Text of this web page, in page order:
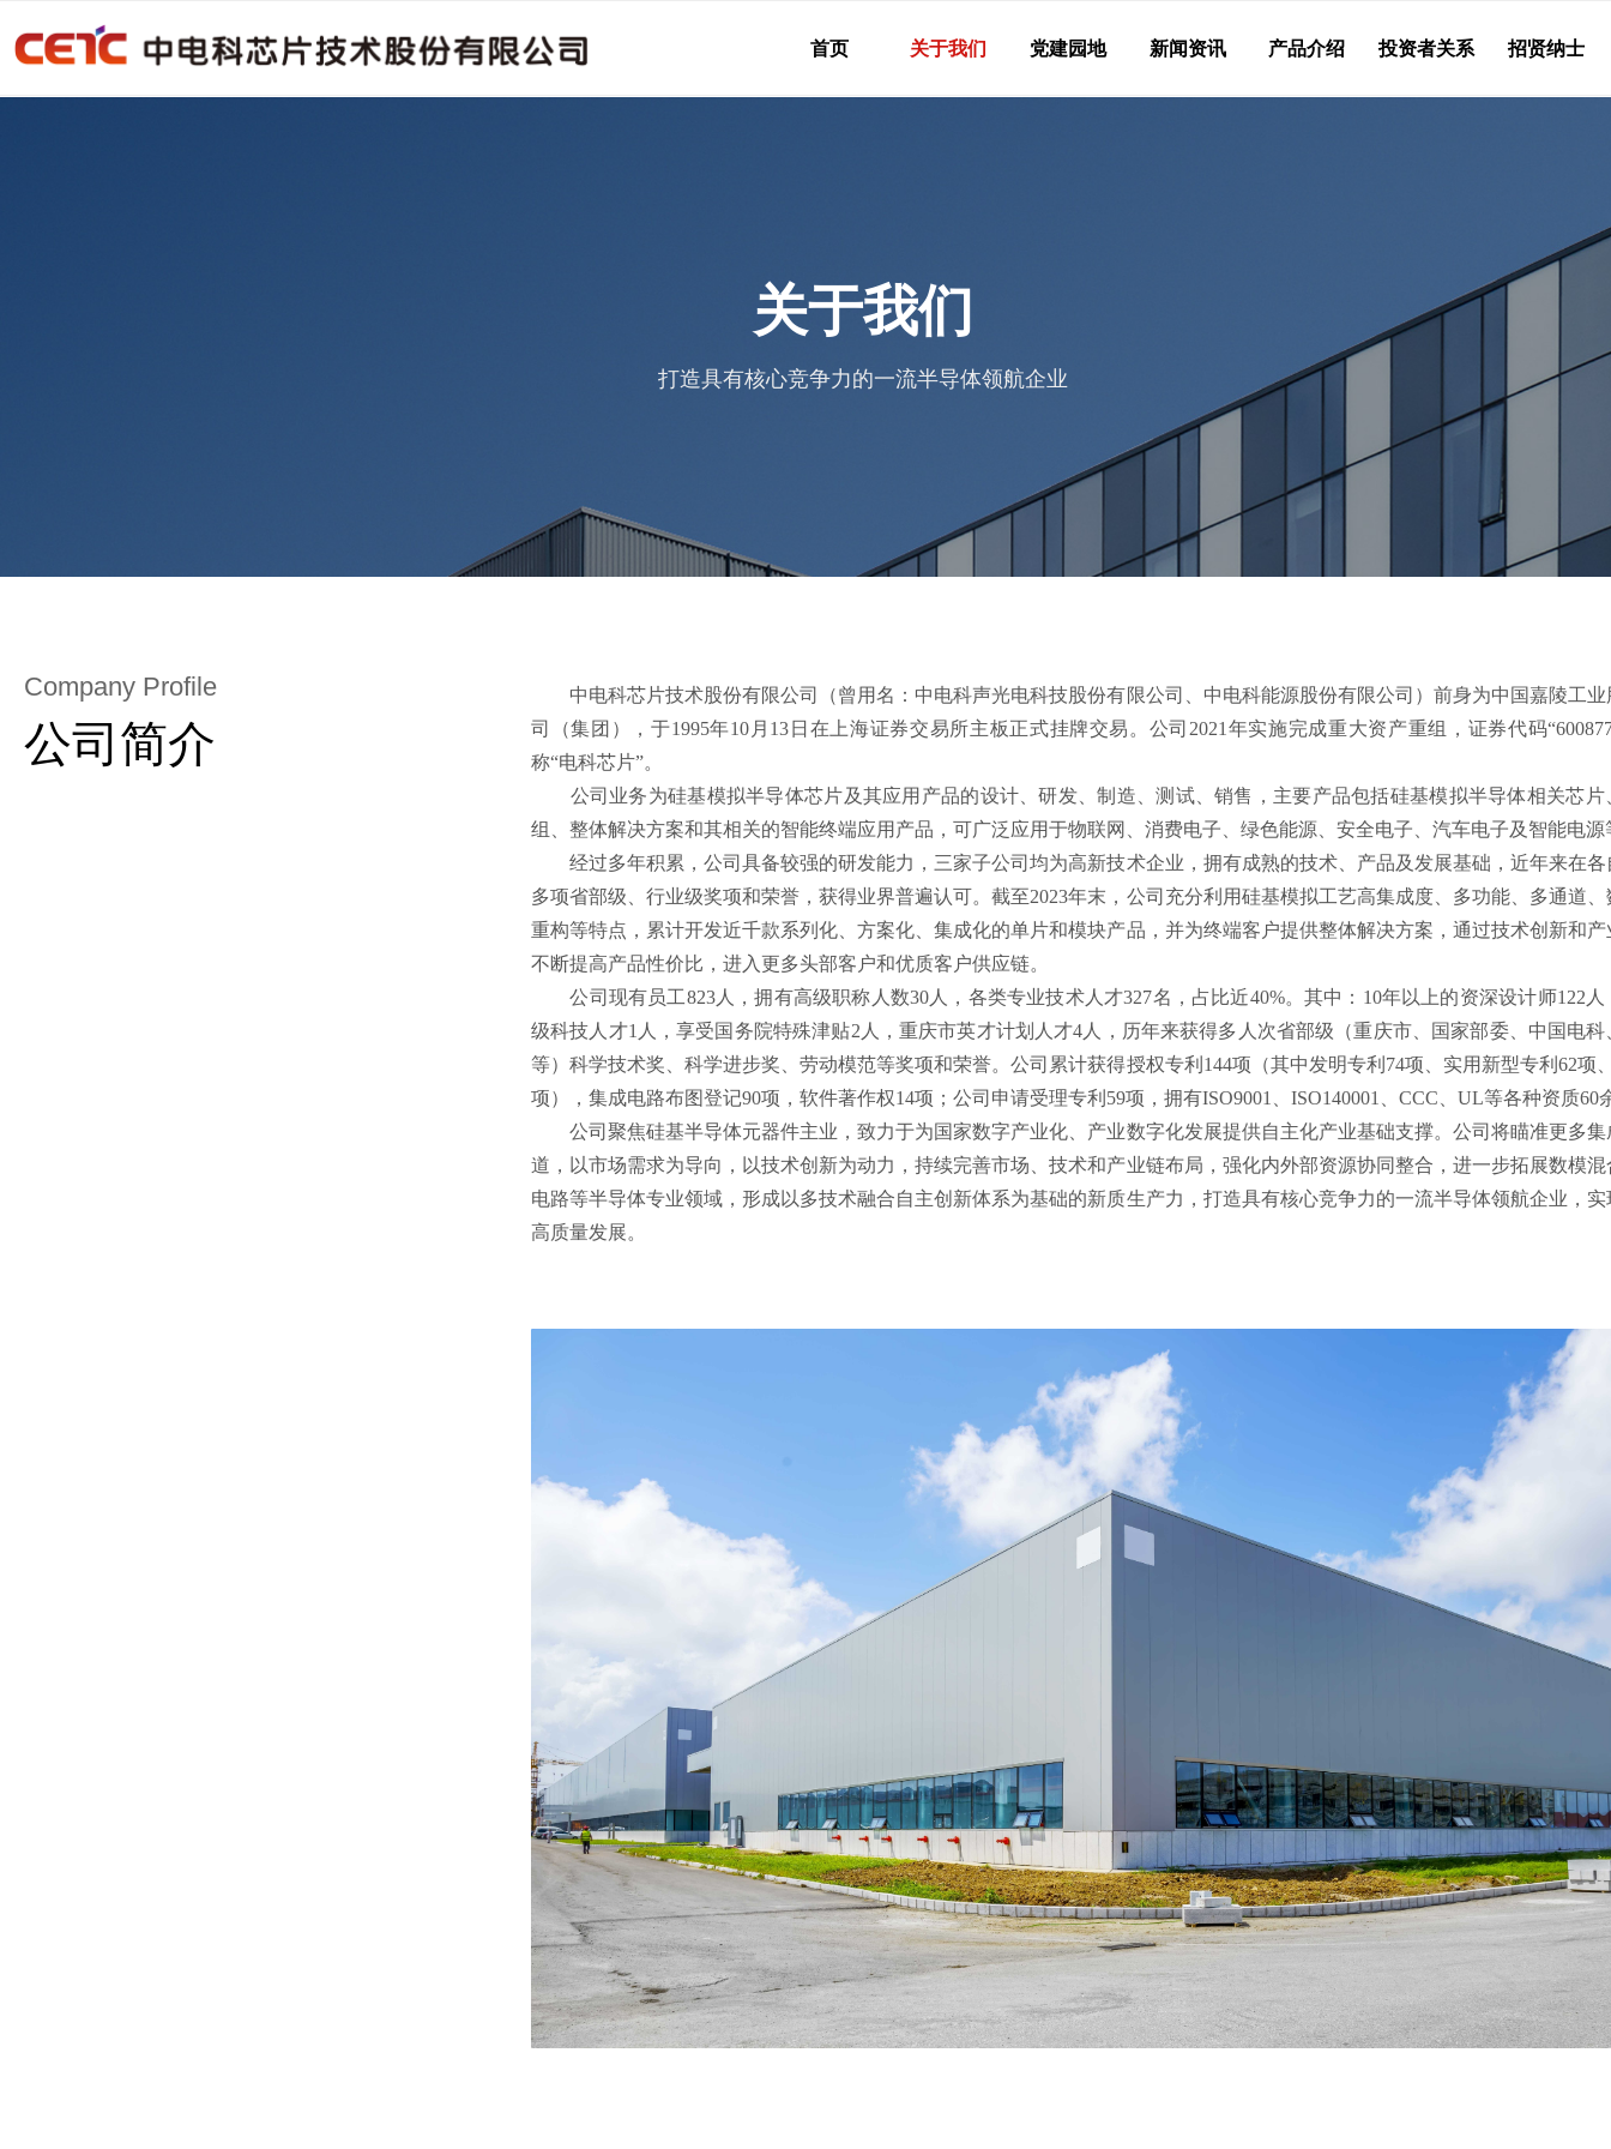
首页 关于我们 党建园地 新闻资讯 产品介绍 投资者关系 招贤纳士
关于我们
打造具有核心竞争力的一流半导体领航企业
Company Profile
公司简介
中电科芯片技术股份有限公司（曾用名：中电科声光电科技股份有限公司、中电科能源股份有限公司）前身为中国嘉陵工业
司（集团），于1995年10月13日在上海证券交易所主板正式挂牌交易。公司2021年实施完成重大资产重组，证券代码
称“电科芯片”。
公司业务为硅基模拟半导体芯片及其应用产品的设计、研发、制造、测试、销售，主要产品包括硅基模拟半导体相关芯片
组、整体解决方案和其相关的智能终端应用产品，可广泛应用于物联网、消费电子、绿色能源、安全电子、汽车电子及智能电源
经过多年积累，公司具备较强的研发能力，三家子公司均为高新技术企业，拥有成熟的技术、产品及发展基础，近年来在各
多项省部级、行业级奖项和荣誉，获得业界普遍认可。截至2023年末，公司充分利用硅基模拟工艺高集成度、多功能、多通道
重构等特点，累计开发近千款系列化、方案化、集成化的单片和模块产品，并为终端客户提供整体解决方案，通过技术创新和
不断提高产品性价比，进入更多头部客户和优质客户供应链。
公司现有员工823人，拥有高级职称人数30人，各类专业技术人才327名，占比近40%。其中：10年以上的资深设计师122人
级科技人才1人，享受国务院特殊津贴2人，重庆市英才计划人才4人，历年来获得多人次省部级（重庆市、国家部委、中国电科
等）科学技术奖、科学进步奖、劳动模范等奖项和荣誉。公司累计获得授权专利144项（其中发明专利74项、实用新型专利62项
项），集成电路布图登记90项，软件著作权14项；公司申请受理专利59项，拥有ISO9001、ISO140001、CCC、UL等各种资质60
公司聚焦硅基半导体元器件主业，致力于为国家数字产业化、产业数字化发展提供自主化产业基础支撑。公司将瞄准更多集
道，以市场需求为导向，以技术创新为动力，持续完善市场、技术和产业链布局，强化内外部资源协同整合，进一步拓展数模
电路等半导体专业领域，形成以多技术融合自主创新体系为基础的新质生产力，打造具有核心竞争力的一流半导体领航企业，
高质量发展。